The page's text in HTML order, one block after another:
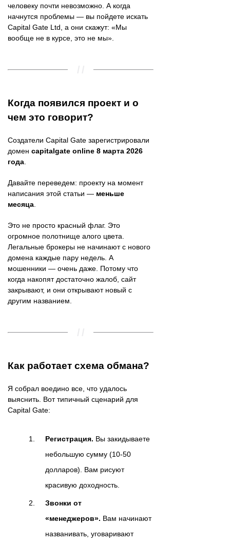
человеку почти невозможно. А когда
начнутся проблемы — вы пойдете искать
Capital Gate Ltd, а они скажут: «Мы
вообще не в курсе, это не мы».
Когда появился проект и о
чем это говорит?
Создатели Capital Gate зарегистрировали
домен capitalgate online 8 марта 2026
года
Давайте переведем: проекту на момент
написания этой статьи — меньше
месяца
Это не просто красный флаг. Это
огромное полотнище алого цвета.
Легальные брокеры не начинают с нового
домена каждые пару недель. А
мошенники — очень даже. Потому что
когда накопят достаточно жалоб, сайт
закрывают, и они открывают новый с
другим названием.
Как работает схема обмана?
Я собрал воедино все, что удалось
выяснить. Вот типичный сценарий для
Capital Gate:
Регистрация. Вы закидываете
небольшую сумму (10-50
долларов). Вам рисуют
красивую доходность.
Звонки от
«менеджеров». Вам начинают
названивать, уговаривают